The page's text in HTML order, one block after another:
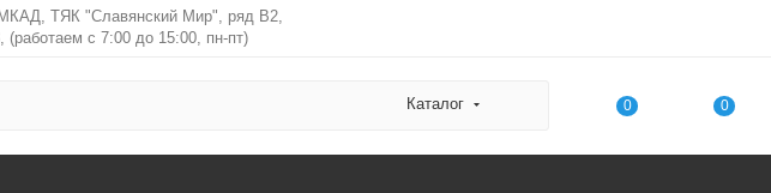
ТЯК "Славянский Мир", ряд В2,
(работаем с 7:00 до 15:00, пн-пт)
Каталог 0 0